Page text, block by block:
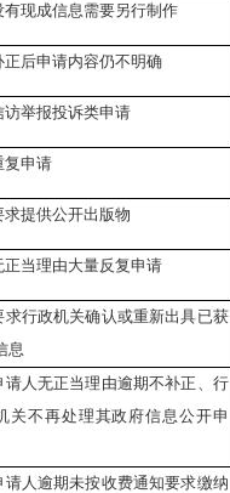
有现成信息需要另行制作
正后申请内容仍不明确
访举报投诉类申请
复申请
求提供公开出版物
正当理由大量反复申请
求行政机关确认或重新出具已获
息
请人无正当理由逾期不补正、行
关不再处理其政府信息公开申
请人逾期未按收费通知要求缴纳